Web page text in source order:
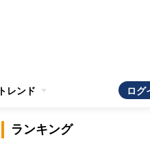
トレンド ログ
ランキング